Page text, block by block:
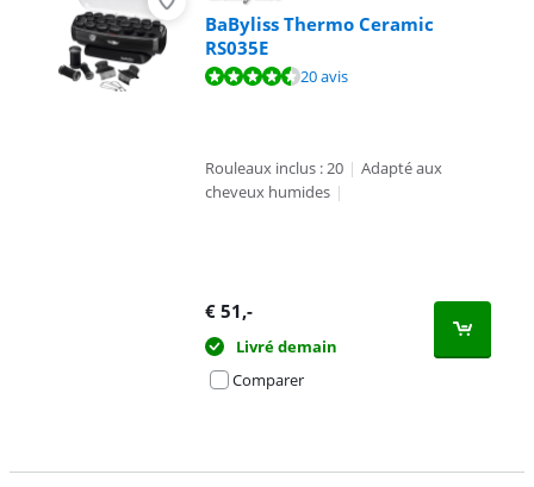
BaByliss Thermo Ceramic
RS035E
La note est de 8,9 sur 10, basée sur 20 avis.20 avis
Rouleaux inclus : 20 | Adapté aux
cheveux humides |
€ 51,-
Livré demain
Comparer